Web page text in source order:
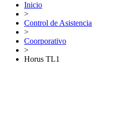
Inicio
>
Control de Asistencia
>
Coorporativo
>
Horus TL1